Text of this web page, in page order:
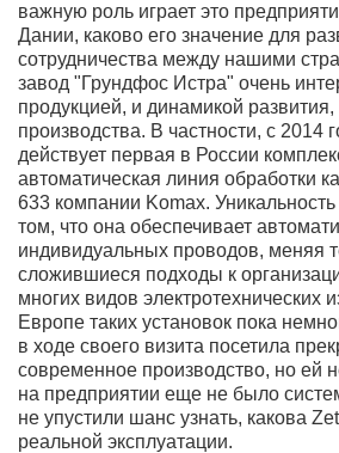
важную роль играет это
Дании, каково его значение для
сотрудничества между нашими
завод "Грундфос Истра" очень
продукцией, и динамикой развития,
производства. В частности, с 2014
действует первая в России
автоматическая линия обработки
633 компании Komax. Уникальность
том, что она обеспечивает
индивидуальных проводов, меняя
сложившиеся подходы к
многих видов электротехнических
Европе таких установок пока
в ходе своего визита посетила
современное производство, но ей
на предприятии еще не было
не упустили шанс узнать, какова
реальной эксплуатации.